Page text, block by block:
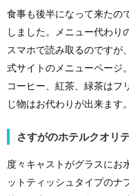
食事も後半になって来たの
しました。メニュー代わり
スマホで読み取るのですが
式サイトのメニューページ。
コーヒー、紅茶、緑茶はフ
じ物はお代わりが出来ます。
さすがのホテルクオリ
度々キャストがグラスにお
ットティッシュタイプのナ